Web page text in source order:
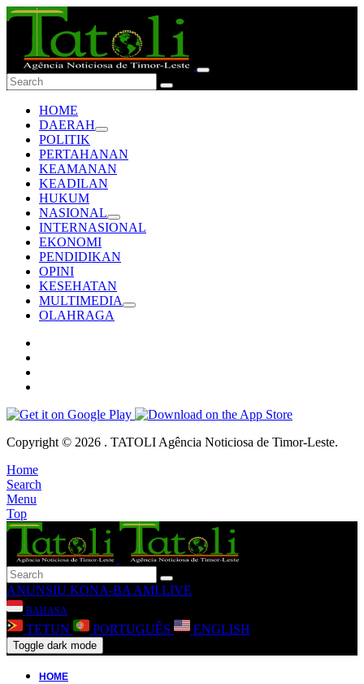
HOME
DAERAH
POLITIK
PERTAHANAN
KEAMANAN
KEADILAN
HUKUM
NASIONAL
INTERNASIONAL
EKONOMI
PENDIDIKAN
OPINI
KESEHATAN
MULTIMEDIA
OLAHRAGA
Copyright © 2026 . TATOLI Agência Noticiosa de Timor-Leste.
Home
Search
Menu
Top
ANUNSIU KONA-BA AMI LIVE
BAHASA
TETUN PORTUGUÊS ENGLISH
Toggle dark mode
HOME